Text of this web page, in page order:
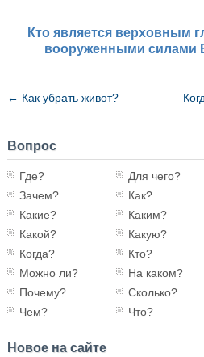
Кто является верховным
вооруженными силами
← Как убрать живот?
Вопрос
Где? Для чего?
Зачем?
Как?
Какие?
Каким?
Какой?
Какую?
Когда?
Кто?
Можно ли?
На каком?
Почему?
Сколько?
Чем?
Что?
Новое на сайте